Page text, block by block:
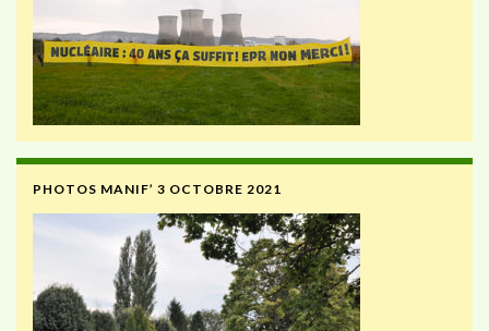
PHOTOS MANIF’ 3 OCTOBRE 2021